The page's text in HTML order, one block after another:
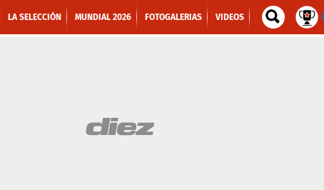
LA SELECCIÓN MUNDIAL 2026 FOTOGALERIAS VIDEOS